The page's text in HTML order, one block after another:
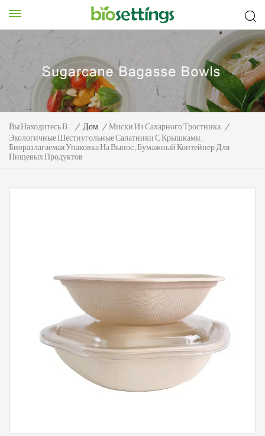
Вы Находитесь В : / Дом / Миски Из Сахарного Тростника /
Экологичные Шестиугольные Салатники С Крышками,
Биоразлагаемая Упаковка На Вынос, Бумажный Контейнер Для
Пищевых Продуктов